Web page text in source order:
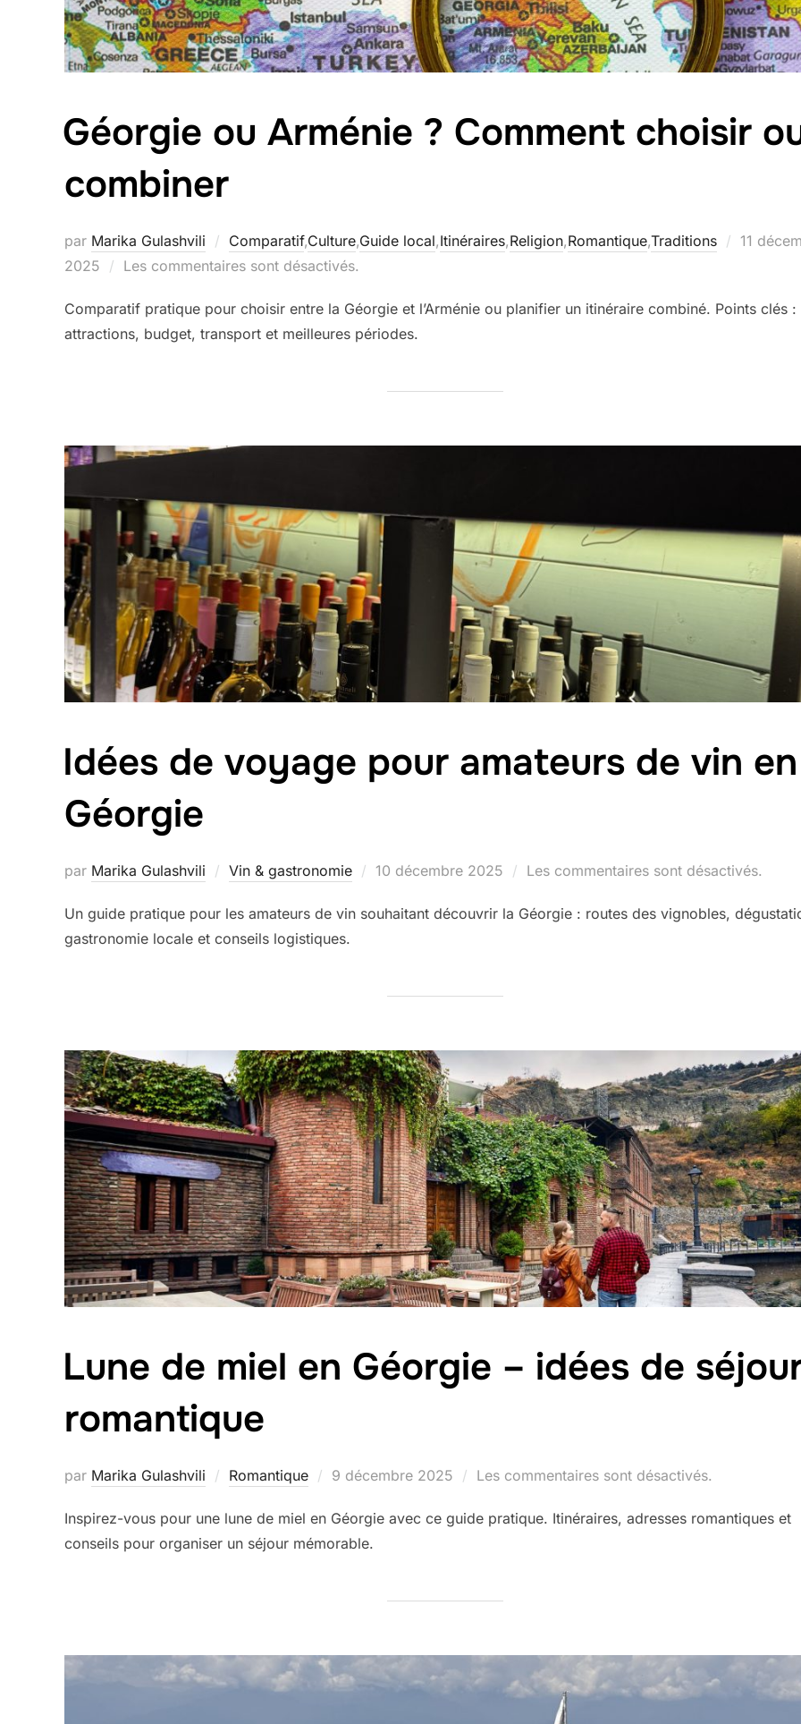
Géorgie ou Arménie ? Comment choisir
combiner
par Marika Gulashvili Comparatif,Culture,Guide local,Itinéraires,Religion,Romantique,Traditions
Publié
11
2025
Les commentaires sont désactivés.
Comparatif pratique pour choisir entre la Géorgie et l’Arménie ou planifier un itinéraire combiné. Points clés :
attractions, budget, transport et meilleures périodes.
Idées de voyage pour amateurs de vin en
Géorgie
par Marika Gulashvili Vin & gastronomie
Publié
10 décembre 2025 Les commentaires sont désactivés.
Un guide pratique pour les amateurs de vin souhaitant découvrir la Géorgie : routes des vignobles,
gastronomie locale et conseils logistiques.
Lune de miel en Géorgie – idées de
romantique
par Marika Gulashvili Romantique
Publié
9 décembre 2025 Les commentaires sont désactivés.
Inspirez-vous pour une lune de miel en Géorgie avec ce guide pratique. Itinéraires, adresses romantiques et
conseils pour organiser un séjour mémorable.